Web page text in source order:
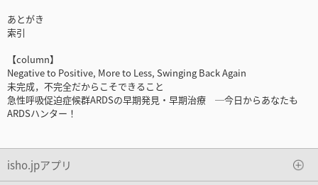
あとがき
索引
【column】
Negative to Positive, More to Less, Swinging Back Again
未完成，不完全だからこそできること
急性呼吸促迫症候群ARDSの早期発見・早期治療 ─今日からあなたも
ARDSハンター！
isho.jpアプリ